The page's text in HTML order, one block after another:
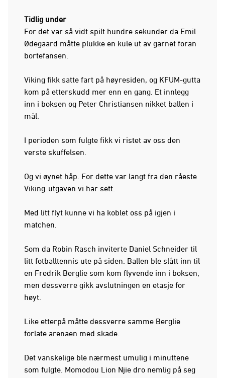
Tidlig under
For det var så vidt spilt hundre sekunder da Emil
Ødegaard måtte plukke en kule ut av garnet foran
bortefansen.
Viking fikk satte fart på høyresiden, og KFUM-gutta
kom på etterskudd mer enn en gang. Et innlegg
inn i boksen og Peter Christiansen nikket ballen i
mål.
I perioden som fulgte fikk vi ristet av oss den
verste skuffelsen.
Og vi øynet håp. For dette var langt fra den råeste
Viking-utgaven vi har sett.
Med litt flyt kunne vi ha koblet oss på igjen i
matchen.
Som da Robin Rasch inviterte Daniel Schneider til
litt fotballtennis ute på siden. Ballen ble slått inn til
en Fredrik Berglie som kom flyvende inn i boksen,
men dessverre gikk avslutningen en etasje for
høyt.
Like etterpå måtte dessverre samme Berglie
forlate arenaen med skade.
Det vanskelige ble nærmest umulig i minuttene
som fulgte. Momodou Lion Njie dro nemlig på seg